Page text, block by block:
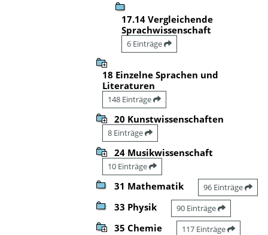
17.14 Vergleichende
Sprachwissenschaft
6 Einträge
18 Einzelne Sprachen und
Literaturen
148 Einträge
20 Kunstwissenschaften
8 Einträge
24 Musikwissenschaft
10 Einträge
31 Mathematik 96 Einträge
33 Physik 90 Einträge
35 Chemie 117 Einträge